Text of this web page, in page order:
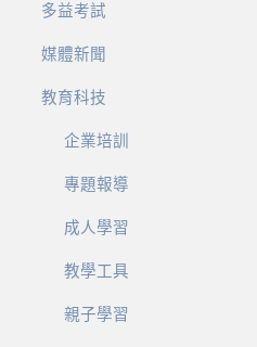
多益考試
媒體新聞
教育科技
企業培訓
專題報導
成人學習
教學工具
親子學習